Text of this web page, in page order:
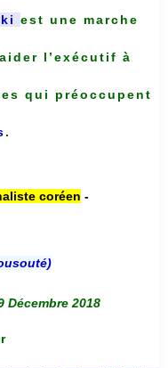
est une marche
l’exécutif à
qui préoccupent
.
coréen -
)
Décembre 2018